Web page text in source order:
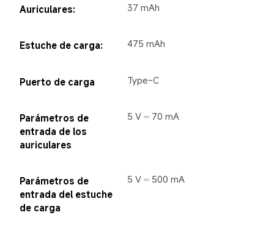
Auriculares: 37 mAh
Estuche de carga: 475 mAh
Puerto de carga Type-C
Parámetros de
entrada de los
auriculares
5 V ⎓ 70 mA
Parámetros de
entrada del estuche
de carga
5 V ⎓ 500 mA